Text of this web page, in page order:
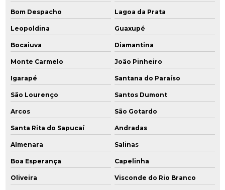
Remediação ambiental
Remediação ambiental rj
Remediação ambiental sp
Remediação de áreas contaminadas
Remediação de áreas contaminadas por hidrocarbonetos
Remediação engenharia ambiental
Remediação ex situ
Remediação in situ
Remediação de passivo ambiental
Bom Despacho Lagoa da Prata
Leopoldina Guaxupé
Bocaiuva Diamantina
Monte Carmelo João Pinheiro
Igarapé Santana do Paraíso
São Lourenço Santos Dumont
Arcos São Gotardo
Santa Rita do Sapucaí Andradas
Almenara Salinas
Boa Esperança Capelinha
Oliveira Visconde do Rio Branco